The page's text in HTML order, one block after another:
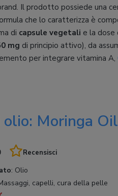
Il prodotto possiede una
che lo caratterizza è
di capsule vegetali e la dose
mg di principio attivo), da
per integrare vitamina A,
Moringa
Recensisci
: Olio
capelli, cura della pelle